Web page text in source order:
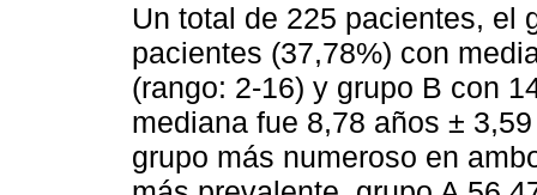
Un total de 225 pacientes, el
pacientes (37,78%) con
(rango: 2-16) y grupo B con
mediana fue 8,78 años ±
grupo más numeroso en